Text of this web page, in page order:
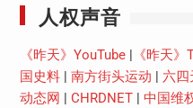
人权声音
《昨天》YouTube| 《昨天
国史料| 南方街头运动 六四
动态网
CHRDNET| 中国维